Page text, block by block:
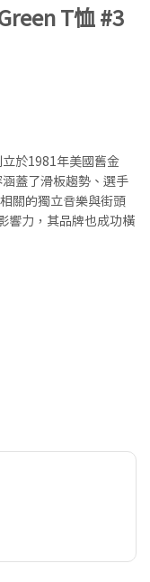
T恤 #3
於1981年美國舊金
蓋了滑板趨勢、選手
關的獨立音樂與街頭
響力，其品牌也成功橫